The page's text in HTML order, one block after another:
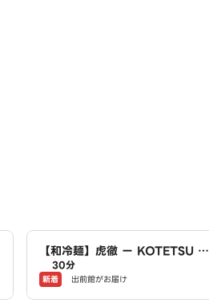
【和冷麺】虎徹 ー KOTETSU ー
小牧店
30分
新着 出前館がお届け